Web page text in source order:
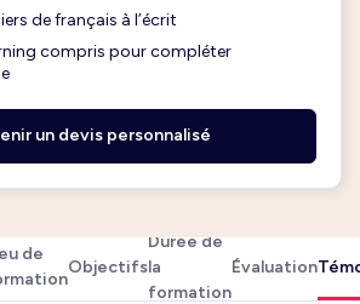
de français à l’écrit
compris pour compléter
un devis personnalisé
de
Objectifs
Durée de
la
formation
Évaluation